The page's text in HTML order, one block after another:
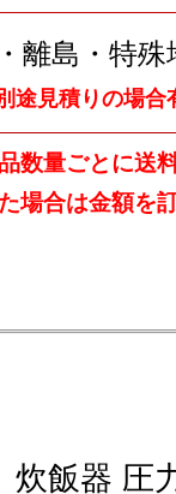
離島・特殊
途見積りの場合
数量ごとに送
場合は金額を
炊飯器 圧